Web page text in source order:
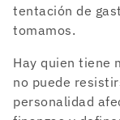
tentación de
tomamos.
Hay quien tiene
no puede
personalidad